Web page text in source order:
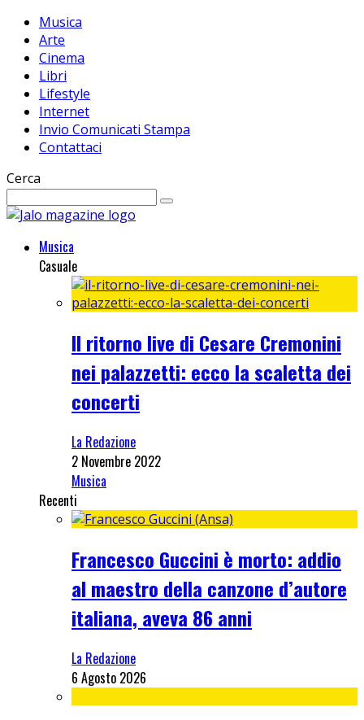
Musica
Arte
Cinema
Libri
Lifestyle
Internet
Invio Comunicati Stampa
Contattaci
Cerca
Musica
Casuale
Il ritorno live di Cesare Cremonini
nei palazzetti: ecco la scaletta dei
concerti
La Redazione
2 Novembre 2022
Musica
Recenti
Francesco Guccini è morto: addio
al maestro della canzone d’autore
italiana, aveva 86 anni
La Redazione
6 Agosto 2026